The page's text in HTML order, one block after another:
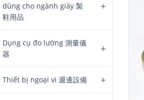
dùng cho ngành giày 製
鞋用品
Dụng cụ đo lường 測量儀
器
Thiết bị ngoại vi 週邊設備